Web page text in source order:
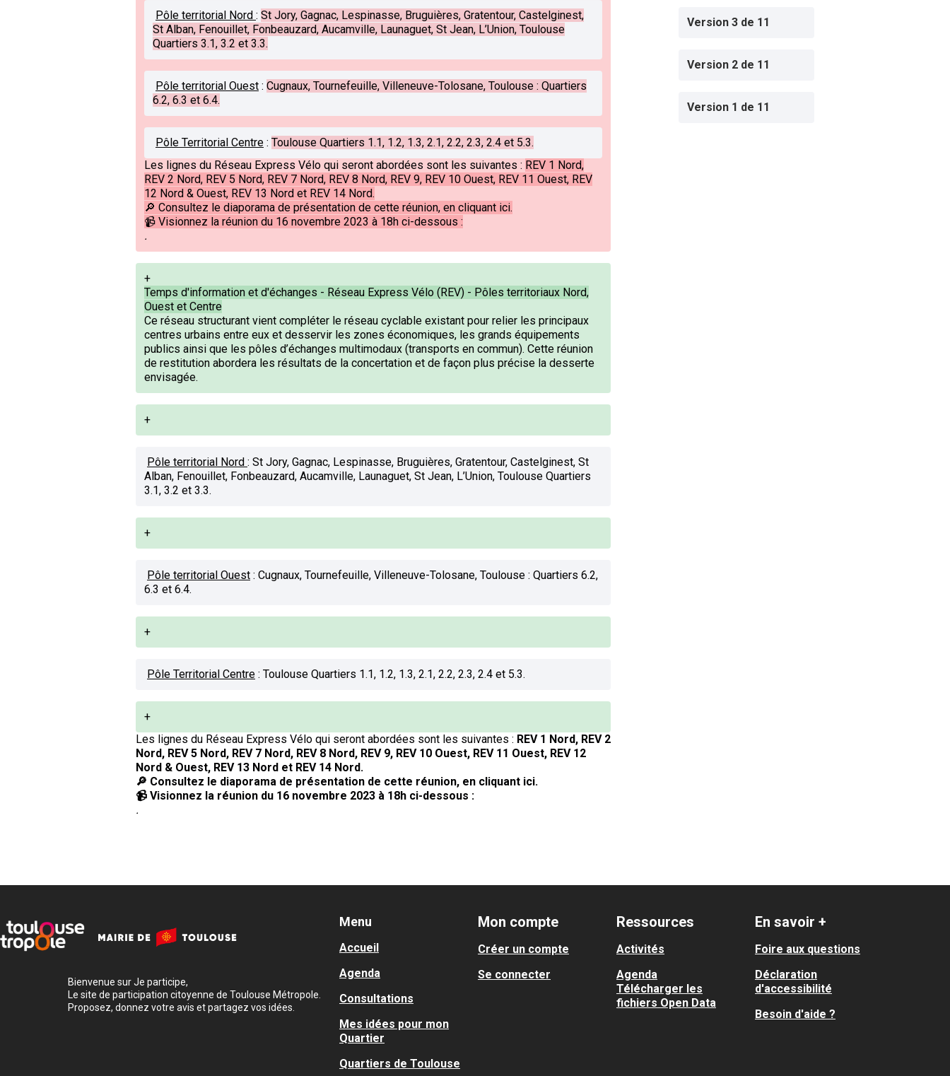
Pôle territorial Nord : St Jory, Gagnac, Lespinasse, Bruguières, Gratentour, Castelginest,
St Alban, Fenouillet, Fonbeauzard, Aucamville, Launaguet, St Jean, L’Union, Toulouse
Quartiers 3.1, 3.2 et 3.3.
Pôle territorial Ouest : Cugnaux, Tournefeuille, Villeneuve-Tolosane, Toulouse : Quartiers
6.2, 6.3 et 6.4.
Pôle Territorial Centre : Toulouse Quartiers 1.1, 1.2, 1.3, 2.1, 2.2, 2.3, 2.4 et 5.3.
Les lignes du Réseau Express Vélo qui seront abordées sont les suivantes : REV 1 Nord,
REV 2 Nord, REV 5 Nord, REV 7 Nord, REV 8 Nord, REV 9, REV 10 Ouest, REV 11 Ouest, REV
12 Nord & Ouest, REV 13 Nord et REV 14 Nord.
🔎 Consultez le diaporama de présentation de cette réunion, en cliquant ici.
📹 Visionnez la réunion du 16 novembre 2023 à 18h ci-dessous :
.
+
Temps d'information et d'échanges - Réseau Express Vélo (REV) - Pôles territoriaux Nord,
Ouest et Centre
Ce réseau structurant vient compléter le réseau cyclable existant pour relier les principaux
centres urbains entre eux et desservir les zones économiques, les grands équipements
publics ainsi que les pôles d’échanges multimodaux (transports en commun). Cette réunion
de restitution abordera les résultats de la concertation et de façon plus précise la desserte
envisagée.
+
Pôle territorial Nord : St Jory, Gagnac, Lespinasse, Bruguières, Gratentour, Castelginest, St
Alban, Fenouillet, Fonbeauzard, Aucamville, Launaguet, St Jean, L’Union, Toulouse Quartiers
3.1, 3.2 et 3.3.
+
Pôle territorial Ouest : Cugnaux, Tournefeuille, Villeneuve-Tolosane, Toulouse : Quartiers 6.2,
6.3 et 6.4.
+
Pôle Territorial Centre : Toulouse Quartiers 1.1, 1.2, 1.3, 2.1, 2.2, 2.3, 2.4 et 5.3.
+
Les lignes du Réseau Express Vélo qui seront abordées sont les suivantes : REV 1 Nord, REV 2
Nord, REV 5 Nord, REV 7 Nord, REV 8 Nord, REV 9, REV 10 Ouest, REV 11 Ouest, REV 12
Nord & Ouest, REV 13 Nord et REV 14 Nord.
🔎 Consultez le diaporama de présentation de cette réunion, en cliquant ici.
📹 Visionnez la réunion du 16 novembre 2023 à 18h ci-dessous :
.
Version 3 de 11
Version 2 de 11
Version 1 de 11
Bienvenue sur Je participe,
Le site de participation citoyenne de Toulouse Métropole.
Proposez, donnez votre avis et partagez vos idées.
Menu
Accueil
Agenda
Consultations
Mes idées pour mon
Quartier
Quartiers de Toulouse
Mon compte
Créer un compte
Se connecter
Ressources
Activités
Agenda
Télécharger les
fichiers Open Data
En savoir +
Foire aux questions
Déclaration
d'accessibilité
Besoin d'aide ?